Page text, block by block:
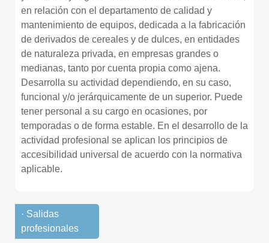
en relación con el departamento de calidad y
mantenimiento de equipos, dedicada a la fabricación
de derivados de cereales y de dulces, en entidades
de naturaleza privada, en empresas grandes o
medianas, tanto por cuenta propia como ajena.
Desarrolla su actividad dependiendo, en su caso,
funcional y/o jerárquicamente de un superior. Puede
tener personal a su cargo en ocasiones, por
temporadas o de forma estable. En el desarrollo de la
actividad profesional se aplican los principios de
accesibilidad universal de acuerdo con la normativa
aplicable.
· Salidas
profesionales